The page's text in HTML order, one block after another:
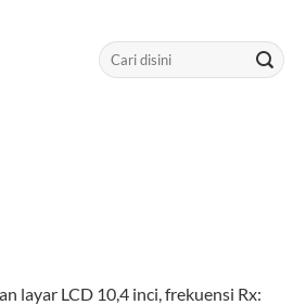
Search
for:
layar LCD 10,4 inci, frekuensi Rx: